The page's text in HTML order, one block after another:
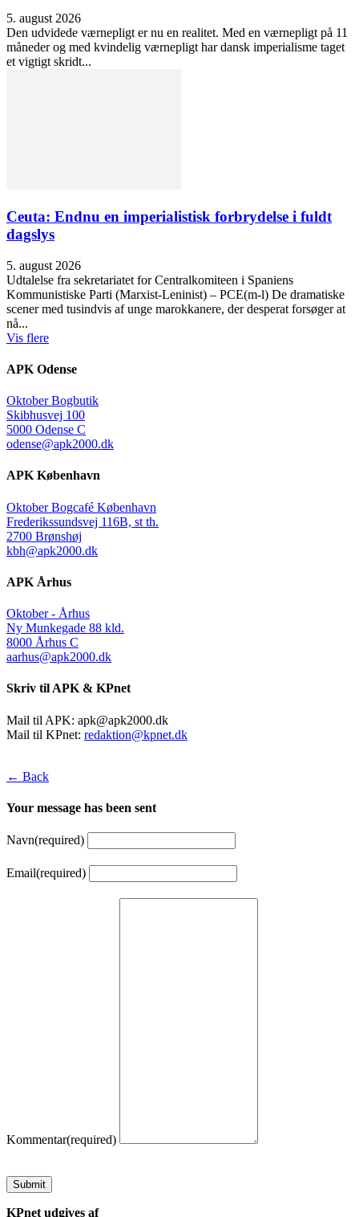
5. august 2026
Den udvidede værnepligt er nu en realitet. Med en værnepligt på 11
måneder og med kvindelig værnepligt har dansk imperialisme taget
et vigtigt skridt...
Ceuta: Endnu en imperialistisk forbrydelse i fuldt
dagslys
5. august 2026
Udtalelse fra sekretariatet for Centralkomiteen i Spaniens
Kommunistiske Parti (Marxist-Leninist) – PCE(m-l) De dramatiske
scener med tusindvis af unge marokkanere, der desperat forsøger at
nå...
Vis flere
APK Odense
Oktober Bogbutik
Skibhusvej 100
5000 Odense C
odense@apk2000.dk
APK København
Oktober Bogcafé København
Frederikssundsvej 116B, st th.
2700 Brønshøj
kbh@apk2000.dk
APK Århus
Oktober - Århus
Ny Munkegade 88 kld.
8000 Århus C
aarhus@apk2000.dk
Skriv til APK & KPnet
Mail til APK: apk@apk2000.dk
Mail til KPnet: redaktion@kpnet.dk
← Back
Your message has been sent
Navn(required)
Email(required)
Kommentar(required)
Submit
KPnet udgives af